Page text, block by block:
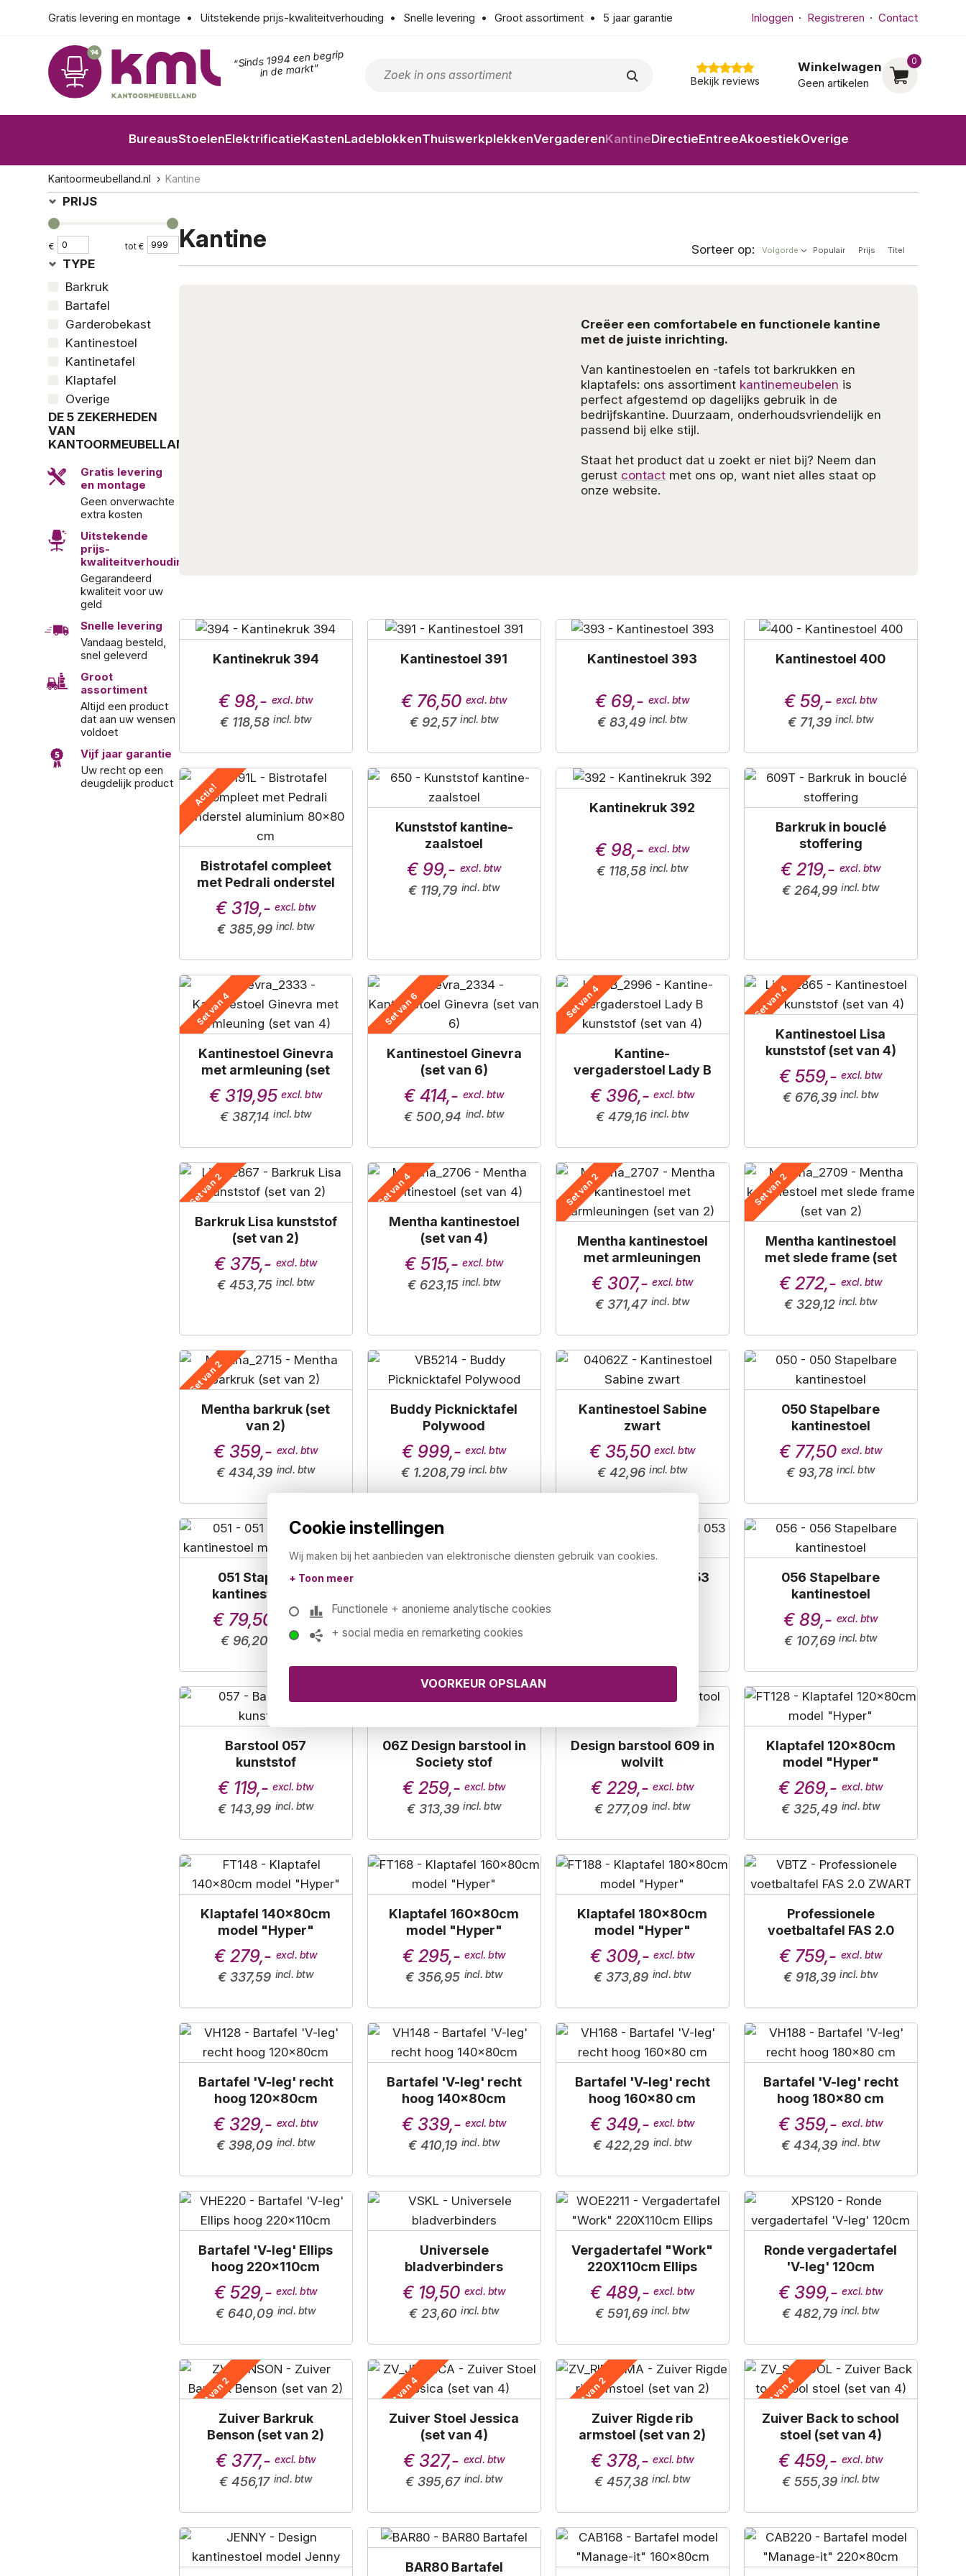
Gratis levering en montage Uitstekende prijs-kwaliteitverhouding Snelle levering Groot assortiment 5 jaar garantie Inloggen Registreren Contact
“Sinds 1994 een begrip
in de markt”
Bekijk reviews
Winkelwagen
Geen artikelen
0
BureausStoelenElektrificatieKastenLadeblokkenThuiswerkplekkenVergaderenKantineDirectieEntreeAkoestiekOverige
Kantoormeubelland.nl Kantine
PRIJS
€ tot €
TYPE
Barkruk
Bartafel
Garderobekast
Kantinestoel
Kantinetafel
Klaptafel
Overige
DE 5 ZEKERHEDEN
VAN
KANTOORMEUBELLAND
Gratis levering
en montage
Geen onverwachte
extra kosten
Uitstekende
prijs-
kwaliteitverhouding
Gegarandeerd
kwaliteit voor uw
geld
Snelle levering
Vandaag besteld,
snel geleverd
Groot
assortiment
Altijd een product
dat aan uw wensen
voldoet
Vijf jaar garantie
Uw recht op een
deugdelijk product
Kantine
Creëer een comfortabele en functionele kantine
met de juiste inrichting.
Van kantinestoelen en -tafels tot barkrukken en
klaptafels: ons assortiment kantinemeubelen is
perfect afgestemd op dagelijks gebruik in de
bedrijfskantine. Duurzaam, onderhoudsvriendelijk en
passend bij elke stijl.
Staat het product dat u zoekt er niet bij? Neem dan
gerust contactmet ons op, want niet alles staat op
onze website.
Sorteer op: Volgorde Populair Prijs Titel
Kantinekruk 394
€ 98,-
€ 118,58
Kantinestoel 391
€ 76,50
€ 92,57
Kantinestoel 393
€ 69,-
€ 83,49
Kantinestoel 400
€ 59,-
€ 71,39
Actie!
Bistrotafel compleet
met Pedrali onderstel
aluminium 80x80 cm
€ 319,-
€ 385,99
Kunststof kantine-
zaalstoel
€ 99,-
€ 119,79
Kantinekruk 392
€ 98,-
€ 118,58
Barkruk in bouclé
stoffering
€ 219,-
€ 264,99
Set van 4
Kantinestoel Ginevra
met armleuning (set
van 4)
€ 319,95
€ 387,14
Set van 6
Kantinestoel Ginevra
(set van 6)
€ 414,-
€ 500,94
Set van 4
Kantine-
vergaderstoel Lady B
kunststof (set van 4)
€ 396,-
€ 479,16
Set van 4
Kantinestoel Lisa
kunststof (set van 4)
€ 559,-
€ 676,39
Set van 2
Barkruk Lisa kunststof
(set van 2)
€ 375,-
€ 453,75
Set van 4
Mentha kantinestoel
(set van 4)
€ 515,-
€ 623,15
Set van 2
Mentha kantinestoel
met armleuningen
(set van 2)
€ 307,-
€ 371,47
Set van 2
Mentha kantinestoel
met slede frame (set
van 2)
€ 272,-
€ 329,12
Set van 2
Mentha barkruk (set
van 2)
€ 359,-
€ 434,39
Buddy Picknicktafel
Polywood
€ 999,-
€ 1.208,79
Kantinestoel Sabine
zwart
€ 35,50
€ 42,96
050 Stapelbare
kantinestoel
€ 77,50
€ 93,78
051 Stapelbare
kantinestoel met
armleggers
€ 79,50
€ 96,20
€ 99,50
€ 120,40
Vintage barstool 053
056 Stapelbare
kantinestoel
€ 89,-
€ 107,69
Barstool 057
kunststof
€ 119,-
€ 143,99
06Z Design barstool in
Society stof
€ 259,-
€ 313,39
Design barstool 609 in
wolvilt
€ 229,-
€ 277,09
Klaptafel 120x80cm
model "Hyper"
€ 269,-
€ 325,49
Klaptafel 140x80cm
model "Hyper"
€ 279,-
€ 337,59
Klaptafel 160x80cm
model "Hyper"
€ 295,-
€ 356,95
Klaptafel 180x80cm
model "Hyper"
€ 309,-
€ 373,89
Professionele
voetbaltafel FAS 2.0
ZWART
€ 759,-
€ 918,39
Bartafel 'V-leg' recht
hoog 120x80cm
€ 329,-
€ 398,09
Bartafel 'V-leg' recht
hoog 140x80cm
€ 339,-
€ 410,19
Bartafel 'V-leg' recht
hoog 160x80 cm
€ 349,-
€ 422,29
Bartafel 'V-leg' recht
hoog 180x80 cm
€ 359,-
€ 434,39
Bartafel 'V-leg' Ellips
hoog 220x110cm
€ 529,-
€ 640,09
Universele
bladverbinders
€ 19,50
€ 23,60
Vergadertafel "Work"
220X110cm Ellips
€ 489,-
€ 591,69
Ronde vergadertafel
'V-leg' 120cm
€ 399,-
€ 482,79
Set van 2
Zuiver Barkruk
Benson (set van 2)
€ 377,-
€ 456,17
Set van 4
Zuiver Stoel Jessica
(set van 4)
€ 327,-
€ 395,67
Set van 2
Zuiver Rigde rib
armstoel (set van 2)
€ 378,-
€ 457,38
Set van 4
Zuiver Back to school
stoel (set van 4)
€ 459,-
€ 555,39
BAR80 Bartafel
Cookie instellingen
Wij maken bij het aanbieden van elektronische diensten gebruik van cookies.
+ Toon meer
Functionele + anonieme analytische cookies
+ social media en remarketing cookies